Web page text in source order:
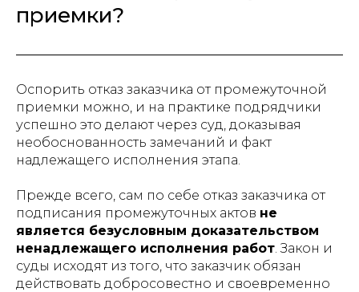
приемки?
Оспорить отказ заказчика от промежуточной
приемки можно, и на практике подрядчики
успешно это делают через суд, доказывая
необоснованность замечаний и факт
надлежащего исполнения этапа.​
Прежде всего, сам по себе отказ заказчика от
подписания промежуточных актов не
является безусловным доказательством
ненадлежащего исполнения работ. Закон и
суды исходят из того, что заказчик обязан
действовать добросовестно и своевременно